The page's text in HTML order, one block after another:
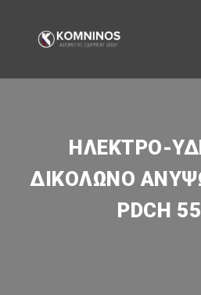
ΗΛΕΚΤΡΟ-
ΔΙΚΌΛΩΝΟ
PDCH